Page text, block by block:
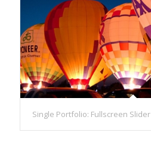
Single Portfolio: Fullscreen Slider